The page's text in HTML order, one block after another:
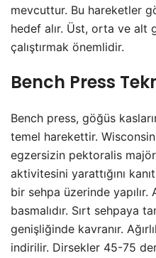
mevcuttur. Bu hareketler
hedef alır. Üst, orta ve alt
çalıştırmak önemlidir.
Bench Press
Bench press, göğüs
temel harekettir.
egzersizin pektoralis
aktivitesini yarattığını
bir sehpa üzerinde
basmalıdır. Sırt sehpaya
genişliğinde kavranır.
indirilir. Dirsekler 45-75